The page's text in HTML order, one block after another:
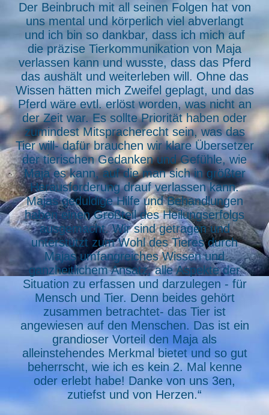
Der Beinbruch mit all seinen Folgen hat von
uns mental und körperlich viel abverlangt
und ich bin so dankbar, dass ich mich auf
die präzise Tierkommunikation von Maja
verlassen kann und wusste, dass das Pferd
das aushält und weiterleben will. Ohne das
Wissen hätten mich Zweifel geplagt, und das
Pferd wäre evtl. erlöst worden, was nicht an
der Zeit war. Es sollte Priorität haben oder
zumindest Mitspracherecht sein, was das
Tier will- dafür brauchen wir klare Übersetzer
der tierischen Gedanken und Gefühle, wie
Maja es kann, auf die man sich in größter
Herausforderung drauf verlassen kann.
Majas geduldige Hilfe und Behandlungen
haben einen Großteil des Heilungserfolgs
ausgemacht. Wir sind getragen und
unterstützt zum Wohl des Tieres durch
Majas umfangreiches Wissen und
ganzheitlichem Ansatz, alle Aspekte der
Situation zu erfassen und darzulegen - für
Mensch und Tier. Denn beides gehört
zusammen betrachtet- das Tier ist
angewiesen auf den Menschen. Das ist ein
grandioser Vorteil den Maja als
alleinstehendes Merkmal bietet und so gut
beherrscht, wie ich es kein 2. Mal kenne
oder erlebt habe! Danke von uns 3en,
zutiefst und von Herzen.“